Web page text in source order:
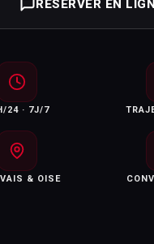
RÉSERVER EN
24 · 7J/7
& OISE